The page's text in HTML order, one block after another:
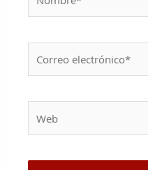
electrónico*